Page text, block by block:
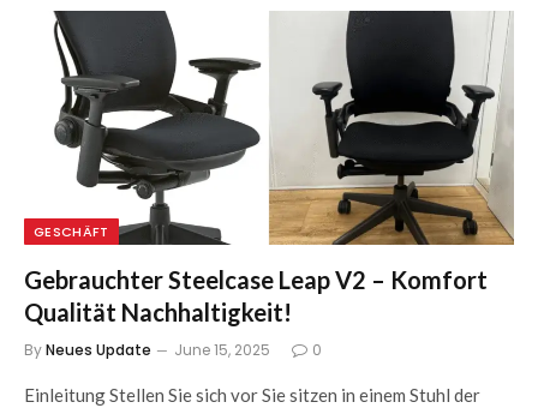
GESCHÄFT
Gebrauchter Steelcase Leap V2 – Komfort
Qualität Nachhaltigkeit!
ByNeues Update June 15, 2025 0
Einleitung Stellen Sie sich vor Sie sitzen in einem Stuhl der